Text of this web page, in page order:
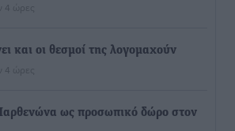
4 ώρες
και οι θεσμοί της λογομαχούν
4 ώρες
ως προσωπικό δώρο στον